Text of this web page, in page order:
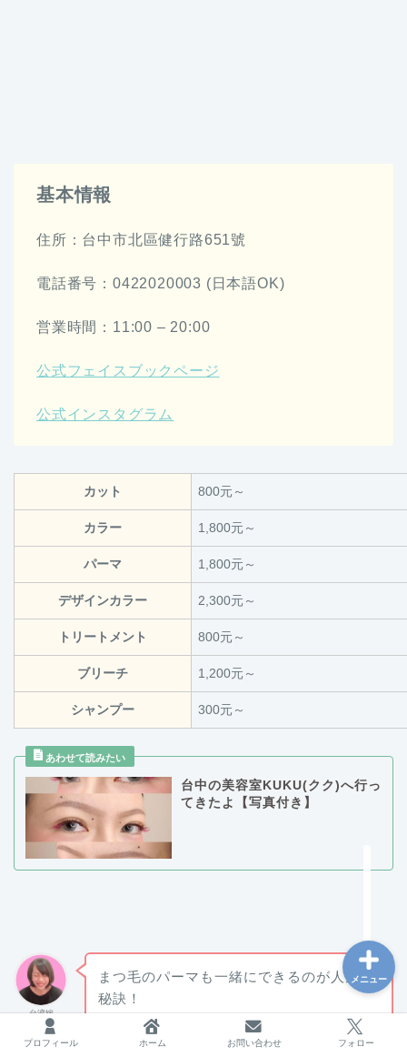
基本情報
住所：台中市北區健行路651號
電話番号：0422020003 (日本語OK)
営業時間：11:00 – 20:00
公式フェイスブックページ
公式インスタグラム
カット 800元～
カラー 1,800元～
パーマ 1,800元～
デザインカラー 2,300元～
トリートメント 800元～
ブリーチ 1,200元～
シャンプー 300元～
台中の美容室KUKU(クク)へ行っ
てきたよ【写真付き】
台湾嫁
まつ毛のパーマも一緒にできるのが人気の
秘訣！
プロフィール ホーム お問い合わせ フォロー
メニュー
台湾
海外で働く
ブログ運営